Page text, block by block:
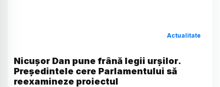
Actualitate
Nicușor Dan pune frână legii urșilor.
Președintele cere Parlamentului să
reexamineze proiectul